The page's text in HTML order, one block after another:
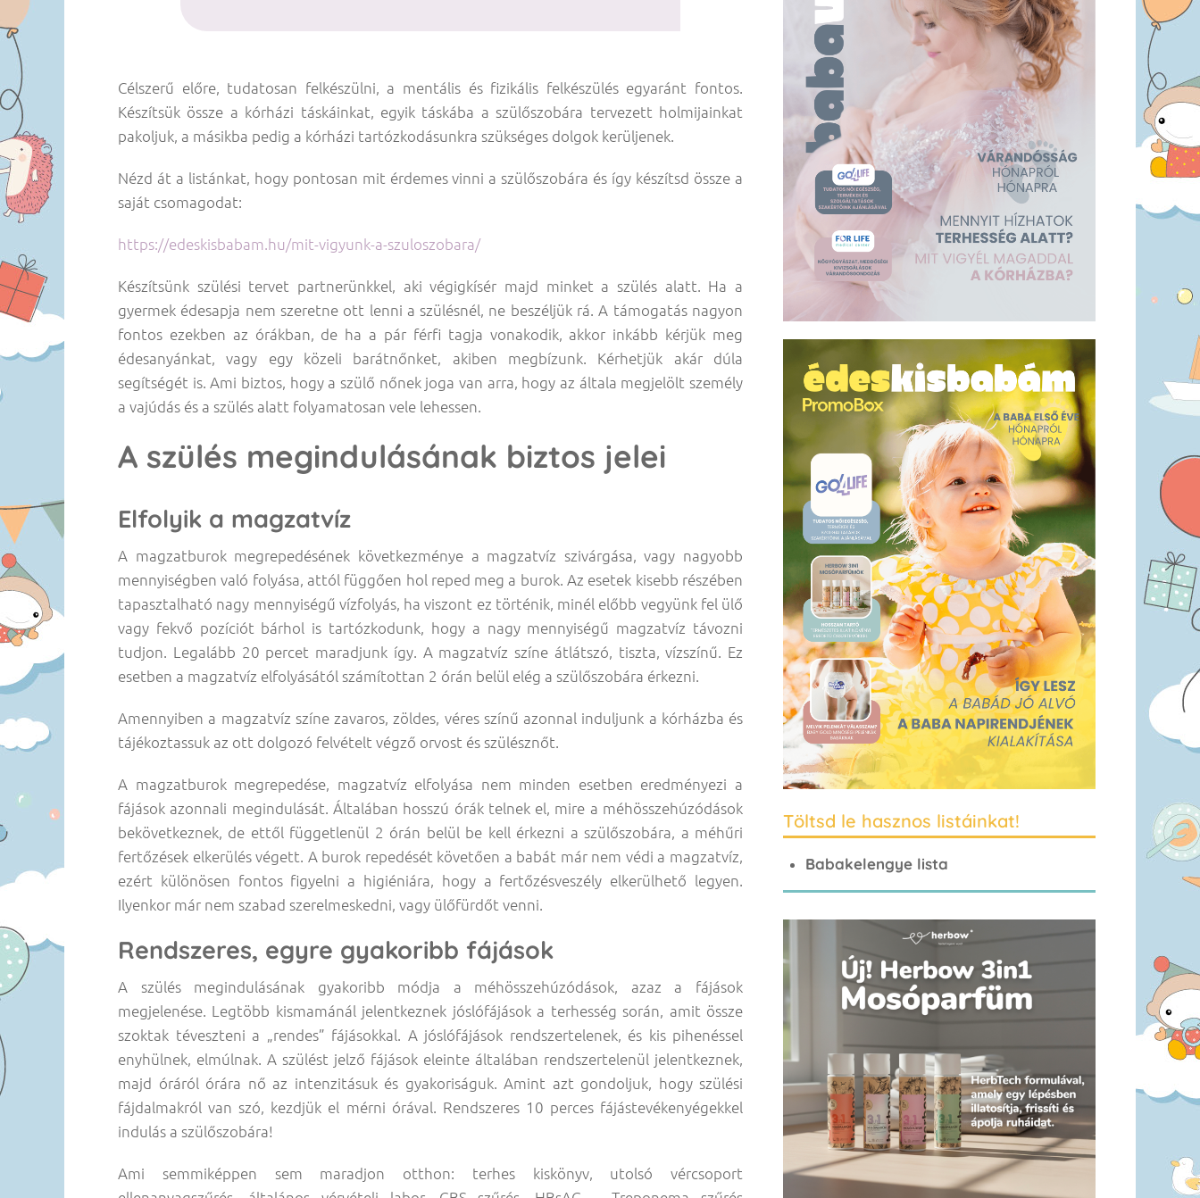
Célszerű előre, tudatosan felkészülni, a mentális és fizikális felkészülés egyaránt fontos.
Készítsük össze a kórházi táskáinkat, egyik táskába a szülőszobára tervezett holmijainkat
pakoljuk, a másikba pedig a kórházi tartózkodásunkra szükséges dolgok kerüljenek.
Nézd át a listánkat, hogy pontosan mit érdemes vinni a szülőszobára és így készítsd össze a
saját csomagodat:
https://edeskisbabam.hu/mit-vigyunk-a-szuloszobara/
Készítsünk szülési tervet partnerünkkel, aki végigkísér majd minket a szülés alatt. Ha a
gyermek édesapja nem szeretne ott lenni a szülésnél, ne beszéljük rá. A támogatás nagyon
fontos ezekben az órákban, de ha a pár férfi tagja vonakodik, akkor inkább kérjük meg
édesanyánkat, vagy egy közeli barátnőnket, akiben megbízunk. Kérhetjük akár dúla
segítségét is. Ami biztos, hogy a szülő nőnek joga van arra, hogy az általa megjelölt személy
a vajúdás és a szülés alatt folyamatosan vele lehessen.
A szülés megindulásának biztos jelei
Elfolyik a magzatvíz
A magzatburok megrepedésének következménye a magzatvíz szivárgása, vagy nagyobb
mennyiségben való folyása, attól függően hol reped meg a burok. Az esetek kisebb részében
tapasztalható nagy mennyiségű vízfolyás, ha viszont ez történik, minél előbb vegyünk fel ülő
vagy fekvő pozíciót bárhol is tartózkodunk, hogy a nagy mennyiségű magzatvíz távozni
tudjon. Legalább 20 percet maradjunk így. A magzatvíz színe átlátszó, tiszta, vízszínű. Ez
esetben a magzatvíz elfolyásától számítottan 2 órán belül elég a szülőszobára érkezni.
Amennyiben a magzatvíz színe zavaros, zöldes, véres színű azonnal induljunk a kórházba és
tájékoztassuk az ott dolgozó felvételt végző orvost és szülésznőt.
A magzatburok megrepedése, magzatvíz elfolyása nem minden esetben eredményezi a
fájások azonnali megindulását. Általában hosszú órák telnek el, mire a méhösszehúzódások
bekövetkeznek, de ettől függetlenül 2 órán belül be kell érkezni a szülőszobára, a méhűri
fertőzések elkerülés végett. A burok repedését követően a babát már nem védi a magzatvíz,
ezért különösen fontos figyelni a higiéniára, hogy a fertőzésveszély elkerülhető legyen.
Ilyenkor már nem szabad szerelmeskedni, vagy ülőfürdőt venni.
Rendszeres, egyre gyakoribb fájások
A szülés megindulásának gyakoribb módja a méhösszehúzódások, azaz a fájások
megjelenése. Legtöbb kismamánál jelentkeznek jóslófájások a terhesség során, amit össze
szoktak téveszteni a „rendes” fájásokkal. A jóslófájások rendszertelenek, és kis pihenéssel
enyhülnek, elmúlnak. A szülést jelző fájások eleinte általában rendszertelenül jelentkeznek,
majd óráról órára nő az intenzitásuk és gyakoriságuk. Amint azt gondoljuk, hogy szülési
fájdalmakról van szó, kezdjük el mérni órával. Rendszeres 10 perces fájástevékenyégekkel
indulás a szülőszobára!
Ami semmiképpen sem maradjon otthon: terhes kiskönyv, utolsó vércsoport
Töltsd le hasznos listáinkat!
Babakelengye lista